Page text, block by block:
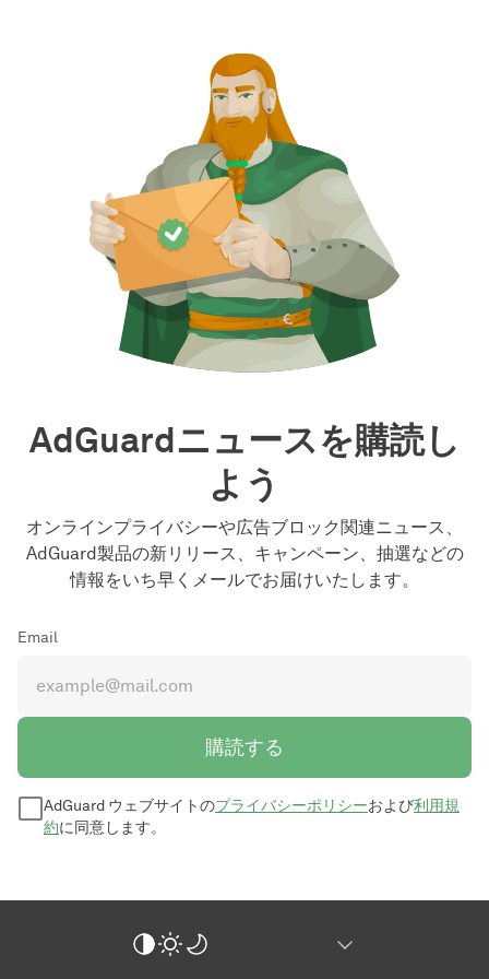
AdGuardニュースを購読し
よう
オンラインプライバシーや広告ブロック関連ニュース、
AdGuard製品の新リリース、キャンペーン、抽選などの
情報をいち早くメールでお届けいたします。
Email
購読する
AdGuard ウェブサイトのプライバシーポリシーおよび利用規
約に同意します。